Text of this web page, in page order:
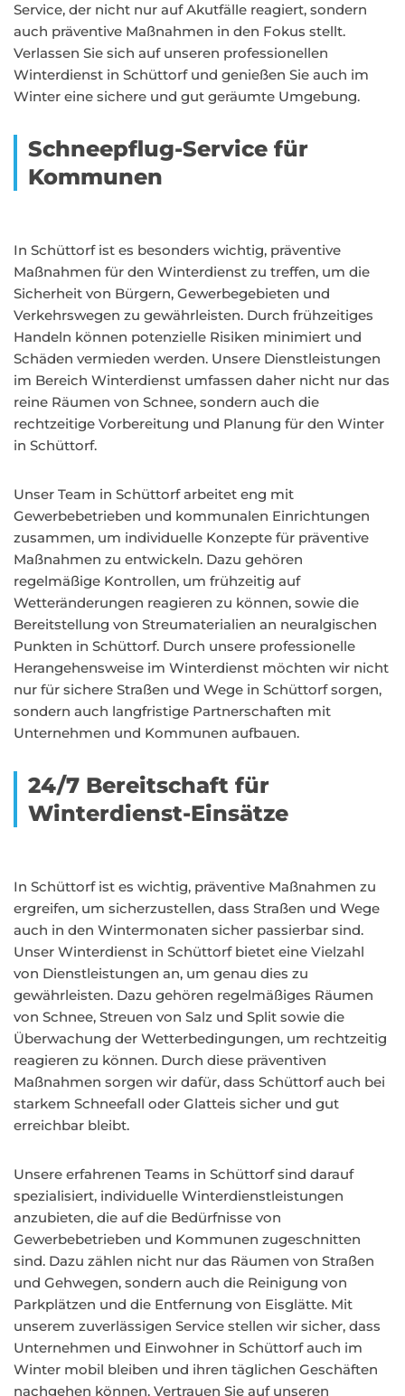
Service, der nicht nur auf Akutfälle reagiert, sondern
auch präventive Maßnahmen in den Fokus stellt.
Verlassen Sie sich auf unseren professionellen
Winterdienst in Schüttorf und genießen Sie auch im
Winter eine sichere und gut geräumte Umgebung.
Schneepflug-Service für
Kommunen
In Schüttorf ist es besonders wichtig, präventive
Maßnahmen für den Winterdienst zu treffen, um die
Sicherheit von Bürgern, Gewerbegebieten und
Verkehrswegen zu gewährleisten. Durch frühzeitiges
Handeln können potenzielle Risiken minimiert und
Schäden vermieden werden. Unsere Dienstleistungen
im Bereich Winterdienst umfassen daher nicht nur das
reine Räumen von Schnee, sondern auch die
rechtzeitige Vorbereitung und Planung für den Winter
in Schüttorf.
Unser Team in Schüttorf arbeitet eng mit
Gewerbebetrieben und kommunalen Einrichtungen
zusammen, um individuelle Konzepte für präventive
Maßnahmen zu entwickeln. Dazu gehören
regelmäßige Kontrollen, um frühzeitig auf
Wetteränderungen reagieren zu können, sowie die
Bereitstellung von Streumaterialien an neuralgischen
Punkten in Schüttorf. Durch unsere professionelle
Herangehensweise im Winterdienst möchten wir nicht
nur für sichere Straßen und Wege in Schüttorf sorgen,
sondern auch langfristige Partnerschaften mit
Unternehmen und Kommunen aufbauen.
24/7 Bereitschaft für
Winterdienst-Einsätze
In Schüttorf ist es wichtig, präventive Maßnahmen zu
ergreifen, um sicherzustellen, dass Straßen und Wege
auch in den Wintermonaten sicher passierbar sind.
Unser Winterdienst in Schüttorf bietet eine Vielzahl
von Dienstleistungen an, um genau dies zu
gewährleisten. Dazu gehören regelmäßiges Räumen
von Schnee, Streuen von Salz und Split sowie die
Überwachung der Wetterbedingungen, um rechtzeitig
reagieren zu können. Durch diese präventiven
Maßnahmen sorgen wir dafür, dass Schüttorf auch bei
starkem Schneefall oder Glatteis sicher und gut
erreichbar bleibt.
Unsere erfahrenen Teams in Schüttorf sind darauf
spezialisiert, individuelle Winterdienstleistungen
anzubieten, die auf die Bedürfnisse von
Gewerbebetrieben und Kommunen zugeschnitten
sind. Dazu zählen nicht nur das Räumen von Straßen
und Gehwegen, sondern auch die Reinigung von
Parkplätzen und die Entfernung von Eisglätte. Mit
unserem zuverlässigen Service stellen wir sicher, dass
Unternehmen und Einwohner in Schüttorf auch im
Winter mobil bleiben und ihren täglichen Geschäften
nachgehen können. Vertrauen Sie auf unseren